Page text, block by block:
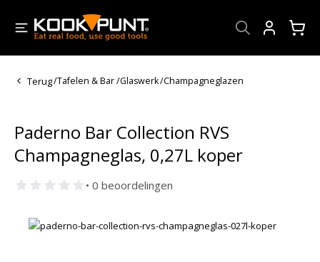
Terug/Tafelen & Bar/Glaswerk/Champagneglazen
Paderno Bar Collection RVS
Champagneglas, 0,27L koper
• 0 beoordelingen